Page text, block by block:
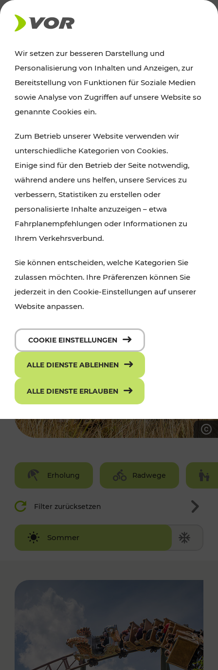
AKTUELLES
Ausflugstipps
Wien, Niederösterreich und das Burgenland
Wanderungen, Kultur und Gastronomie,
Radtouren oder purer Naturgenuss – viele
Attraktionen sind mit den Ticket- und Fahrplan-
Angeboten des VOR gut und schnell erreichbar.
Erholung Radwege
Filter zurücksetzen
Sommer
Winter
Wir setzen zur besseren Darstellung und
Personalisierung von Inhalten und Anzeigen, zur
Bereitstellung von Funktionen für Soziale Medien
sowie Analyse von Zugriffen auf unsere Website so
genannte Cookies ein.
Zum Betrieb unserer Website verwenden wir
unterschiedliche Kategorien von Cookies.
Einige sind für den Betrieb der Seite notwendig,
während andere uns helfen, unsere Services zu
verbessern, Statistiken zu erstellen oder
personalisierte Inhalte anzuzeigen – etwa
Fahrplanempfehlungen oder Informationen zu
Ihrem Verkehrsverbund.
Sie können entscheiden, welche Kategorien Sie
zulassen möchten. Ihre Präferenzen können Sie
jederzeit in den Cookie-Einstellungen auf unserer
Website anpassen.
COOKIE EINSTELLUNGEN
ALLE DIENSTE ABLEHNEN
ALLE DIENSTE ERLAUBEN